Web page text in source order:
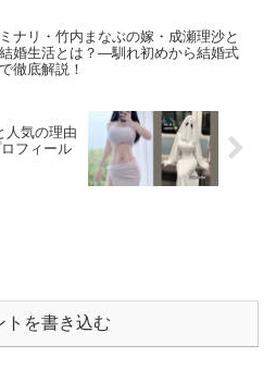
ナリ・竹内まなぶの嫁・成瀬理沙と
婚生活とは？—馴れ初めから結婚式
徹底解説！
人気の理由
フィール
トを書き込む